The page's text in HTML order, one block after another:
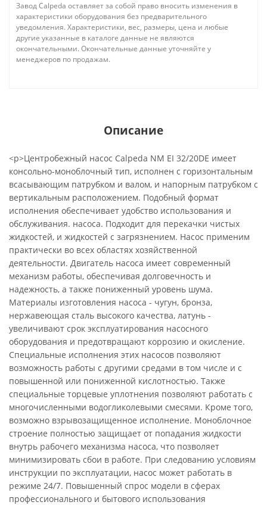
Завод Calpeda оставляет за собой право вносить изменения в
характеристики оборудования без предварительного
уведомления. Характеристики, вес, размеры, цена и любые
другие указанные в каталоге данные не являются
окончательными. Окончательные данные уточняйте у
менеджеров по продажам.
Описание
<p>Центробежный насос Calpeda NM EI 32/20DE имеет
консольно-моноблочный тип, исполнен с горизонтальным
всасывающим патрубком и валом, и напорным патрубком с
вертикальным расположением. Подобный формат
исполнения обеспечивает удобство использования и
обслуживания. насоса. Подходит для перекачки чистых
жидкостей, и жидкостей с загрязнением. Насос применим
практически во всех областях хозяйственной
деятельности. Двигатель насоса имеет современный
механизм работы, обеспечивая долговечность и
надежность, а также пониженный уровень шума.
Материалы изготовления насоса - чугун, бронза,
нержавеющая сталь высокого качества, латунь -
увеличивают срок эксплуатирования насосного
оборудования и предотвращают коррозию и окисление.
Специальные исполнения этих насосов позволяют
возможность работы с другими средами в том числе и с
повышенной или пониженной кислотностью. Также
специальные торцевые уплотнения позволяют работать с
многочисленными водогликолевыми смесями. Кроме того,
возможно взрывозащищенное исполнение. Моноблочное
строение полностью защищает от попадания жидкости
внутрь рабочего механизма насоса, что позволяет
минимизировать сбои в работе. При следованию условиям
инструкции по эксплуатации, насос может работать в
режиме 24/7. Повышенный спрос модели в сферах
профессионального и бытового использования